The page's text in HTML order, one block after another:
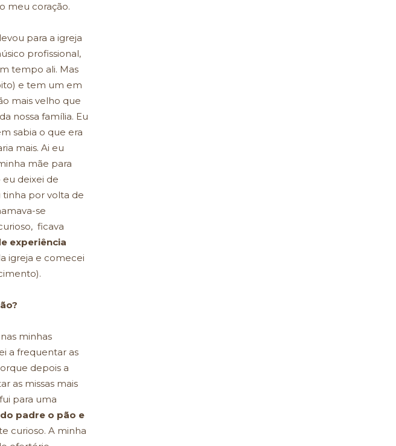
meu coração.
para a igreja
profissional,
tempo ali. Mas
e tem um em
mais velho que
nossa família. Eu
sabia o que era
mais. Ai eu
mãe para
deixei de
tinha por volta de
se
ficava
experiência
igreja e comecei
minhas
a frequentar as
depois a
as missas mais
para uma
padre o pão e
curioso. A minha